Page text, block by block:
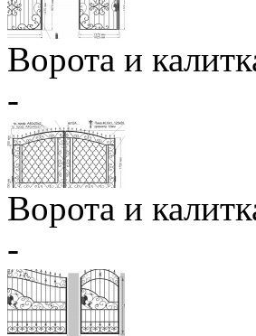
Ворота и
-
Ворота и
-